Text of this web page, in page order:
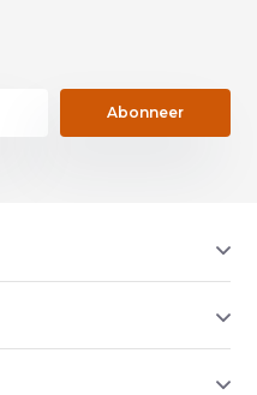
Abonneer